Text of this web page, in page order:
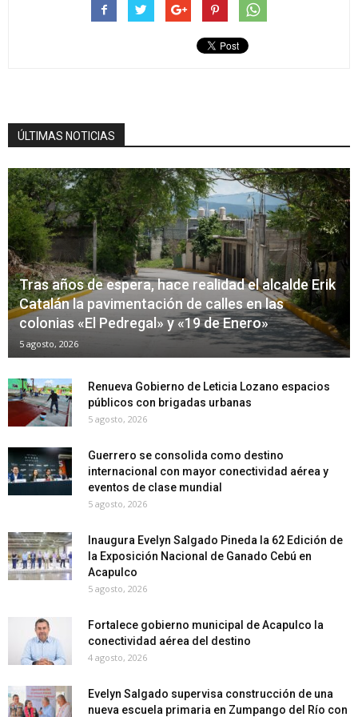
ÚLTIMAS NOTICIAS
Tras años de espera, hace realidad el alcalde Erik
Catalán la pavimentación de calles en las
colonias «El Pedregal» y «19 de Enero»
5 agosto, 2026
Renueva Gobierno de Leticia Lozano espacios
públicos con brigadas urbanas
5 agosto, 2026
Guerrero se consolida como destino
internacional con mayor conectividad aérea y
eventos de clase mundial
5 agosto, 2026
Inaugura Evelyn Salgado Pineda la 62 Edición de
la Exposición Nacional de Ganado Cebú en
Acapulco
5 agosto, 2026
Fortalece gobierno municipal de Acapulco la
conectividad aérea del destino
4 agosto, 2026
Evelyn Salgado supervisa construcción de una
nueva escuela primaria en Zumpango del Río con